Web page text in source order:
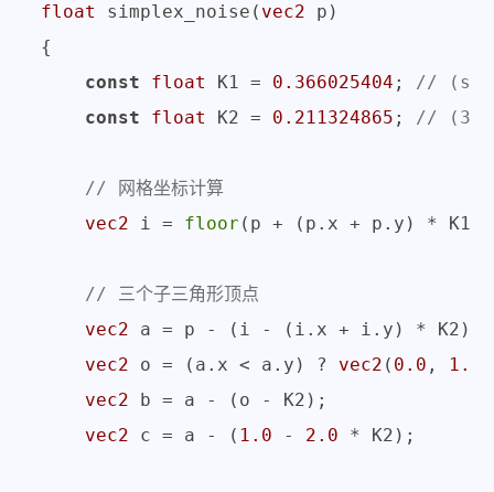
float simplex_noise( vec2 p)
{
const
float K1 = 0.366025404 ; //
const
float K2 = 0.211324865 ; // (3-
// 网格坐标计算
vec2 i = floor (p + (p.x + p.y) * K1);
// 三个子三角形顶点
vec2 a = p - (i - (i.x + i.y) * K2);
vec2 o = (a.x < a.y) ? vec2 ( 0.0 , 1.0
vec2 b = a - (o - K2);
vec2 c = a - ( 1.0 - 2.0 * K2);